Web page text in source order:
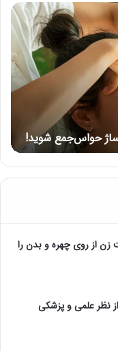
حواس‌جمع شوید!
لب
بعد
از
از روی چهره و بدن را
نظر علمی و پزشکی